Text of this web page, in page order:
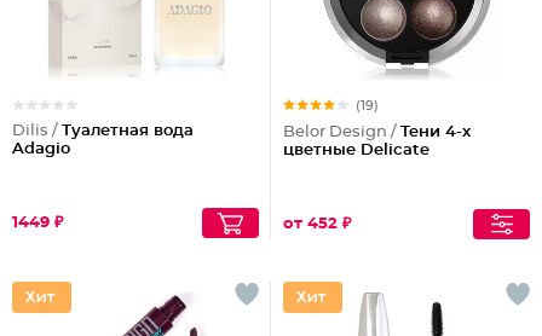
Dilis / Туалетная вода
Adagio
1449 ₽
(19)
Belor Design / Тени 4-х
цветные Delicate
от 452 ₽